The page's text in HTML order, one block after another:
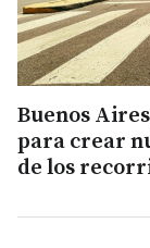
Buenos
para crear
de los